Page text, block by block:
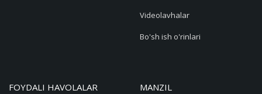
Videolavhalar
Bo'sh ish o'rinlari
FOYDALI HAVOLALAR MANZIL